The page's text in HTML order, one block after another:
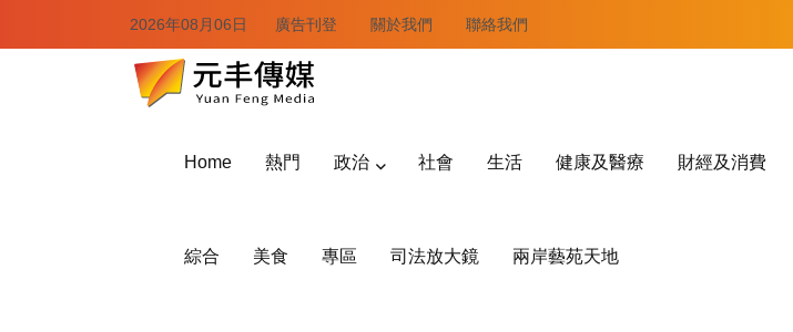
2026年08月06日 廣告刊登 關於我們 聯絡我們
Home 熱門 政治 社會 生活 健康及醫療 財經及消費
綜合 美食 專區 司法放大鏡 兩岸藝苑天地